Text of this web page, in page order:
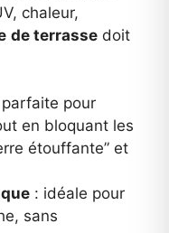
chaleur,
de terrasse doit
pour
en bloquant les
étouffante” et
: idéale pour
sans